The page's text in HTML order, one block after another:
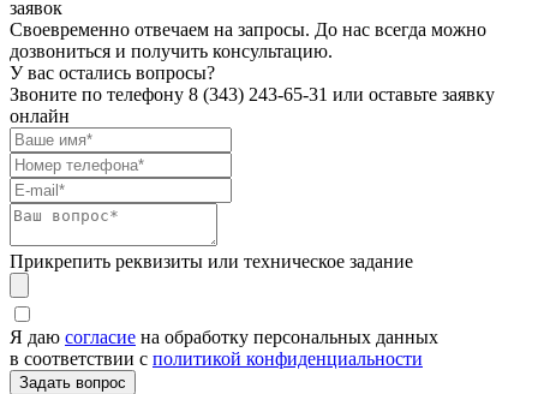
заявок
Своевременно отвечаем на запросы. До нас всегда можно
дозвониться и получить консультацию.
У вас остались вопросы?
Звоните по телефону 8 (343) 243-65-31 или оставьте заявку
онлайн
Прикрепить реквизиты или техническое задание
Я даю согласие на обработку персональных данных
в соответствии с политикой конфиденциальности